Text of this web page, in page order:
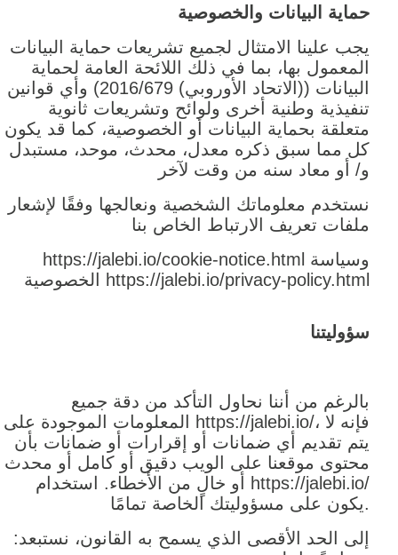
حماية البيانات والخصوصية
يجب علينا الامتثال لجميع تشريعات حماية البيانات
المعمول بها، بما في ذلك اللائحة العامة لحماية
البيانات ((الاتحاد الأوروبي) 2016/679) وأي قوانين
تنفيذية وطنية أخرى ولوائح وتشريعات ثانوية
متعلقة بحماية البيانات أو الخصوصية، كما قد يكون
كل مما سبق ذكره معدل، محدث، موحد، مستبدل
و/ أو معاد سنه من وقت لآخر
نستخدم معلوماتك الشخصية ونعالجها وفقًا لإشعار
ملفات تعريف الارتباط الخاص بنا
https://jalebi.io/cookie-notice.html وسياسة
الخصوصية https://jalebi.io/privacy-policy.html
سؤوليتنا
بالرغم من أننا نحاول التأكد من دقة جميع
المعلومات الموجودة على https://jalebi.io/، فإنه لا
يتم تقديم أي ضمانات أو إقرارات أو ضمانات بأن
محتوى موقعنا على الويب دقيق أو كامل أو محدث
أو خالٍ من الأخطاء. استخدام https://jalebi.io/
يكون على مسؤوليتك الخاصة تمامًا.
:إلى الحد الأقصى الذي يسمح به القانون، نستبعد